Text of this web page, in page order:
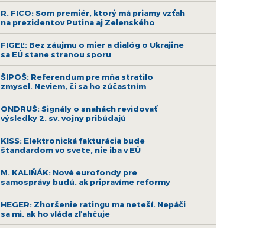
R. FICO: Som premiér, ktorý má priamy vzťah
na prezidentov Putina aj Zelenského
FIGEĽ: Bez záujmu o mier a dialóg o Ukrajine
sa EÚ stane stranou sporu
ŠIPOŠ: Referendum pre mňa stratilo
zmysel. Neviem, či sa ho zúčastním
ONDRUŠ: Signály o snahách revidovať
výsledky 2. sv. vojny pribúdajú
KISS: Elektronická fakturácia bude
štandardom vo svete, nie iba v EÚ
M. KALIŇÁK: Nové eurofondy pre
samosprávy budú, ak pripravíme reformy
HEGER: Zhoršenie ratingu ma neteší. Nepáči
sa mi, ak ho vláda zľahčuje